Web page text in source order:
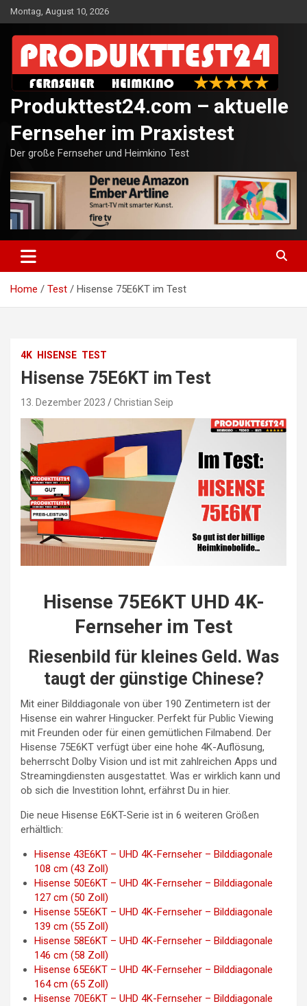
Skip
to
content
Montag, August 10, 2026
Produkttest24.com – aktuelle
Fernseher im Praxistest
Der große Fernseher und Heimkino Test
Home Test Hisense 75E6KT im Test
4K HISENSE TEST
Hisense 75E6KT im Test
13. Dezember 2023 Christian Seip
Hisense 75E6KT UHD 4K-
Fernseher im Test
Riesenbild für kleines Geld. Was
taugt der günstige Chinese?
Mit einer Bilddiagonale von über 190 Zentimetern ist der
Hisense ein wahrer Hingucker. Perfekt für Public Viewing
mit Freunden oder für einen gemütlichen Filmabend. Der
Hisense 75E6KT verfügt über eine hohe 4K-Auflösung,
beherrscht Dolby Vision und ist mit zahlreichen Apps und
Streamingdiensten ausgestattet. Was er wirklich kann und
ob sich die Investition lohnt, erfährst Du in hier.
Die neue Hisense E6KT-Serie ist in 6 weiteren Größen
erhältlich:
Hisense 43E6KT – UHD 4K-Fernseher – Bilddiagonale
108 cm (43 Zoll)
Hisense 50E6KT – UHD 4K-Fernseher – Bilddiagonale
127 cm (50 Zoll)
Hisense 55E6KT – UHD 4K-Fernseher – Bilddiagonale
139 cm (55 Zoll)
Hisense 58E6KT – UHD 4K-Fernseher – Bilddiagonale
146 cm (58 Zoll)
Hisense 65E6KT – UHD 4K-Fernseher – Bilddiagonale
164 cm (65 Zoll)
Hisense 70E6KT – UHD 4K-Fernseher – Bilddiagonale